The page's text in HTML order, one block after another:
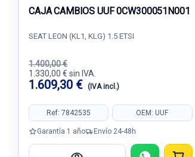
CAJA CAMBIOS UUF 0CW300051N001
SEAT LEON (KL1, KLG) 1.5 ETSI
1.400,00 €
1.330,00 € sin IVA.
1.609,30 € (IVA incl.)
Ref: 7842535 OEM: UUF
Garantía 1 año Envío 24-48h